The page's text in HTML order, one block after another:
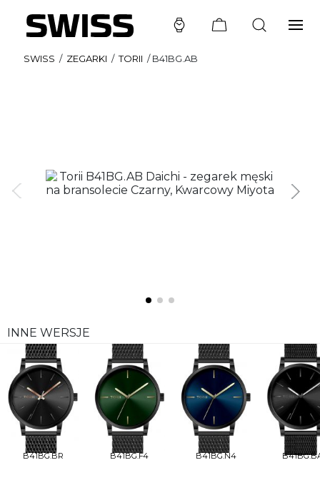
SWISS / ZEGARKI / TORII /B41BG.AB
INNE WERSJE
B41BG.BR B41BG.F4 B41BG.N4